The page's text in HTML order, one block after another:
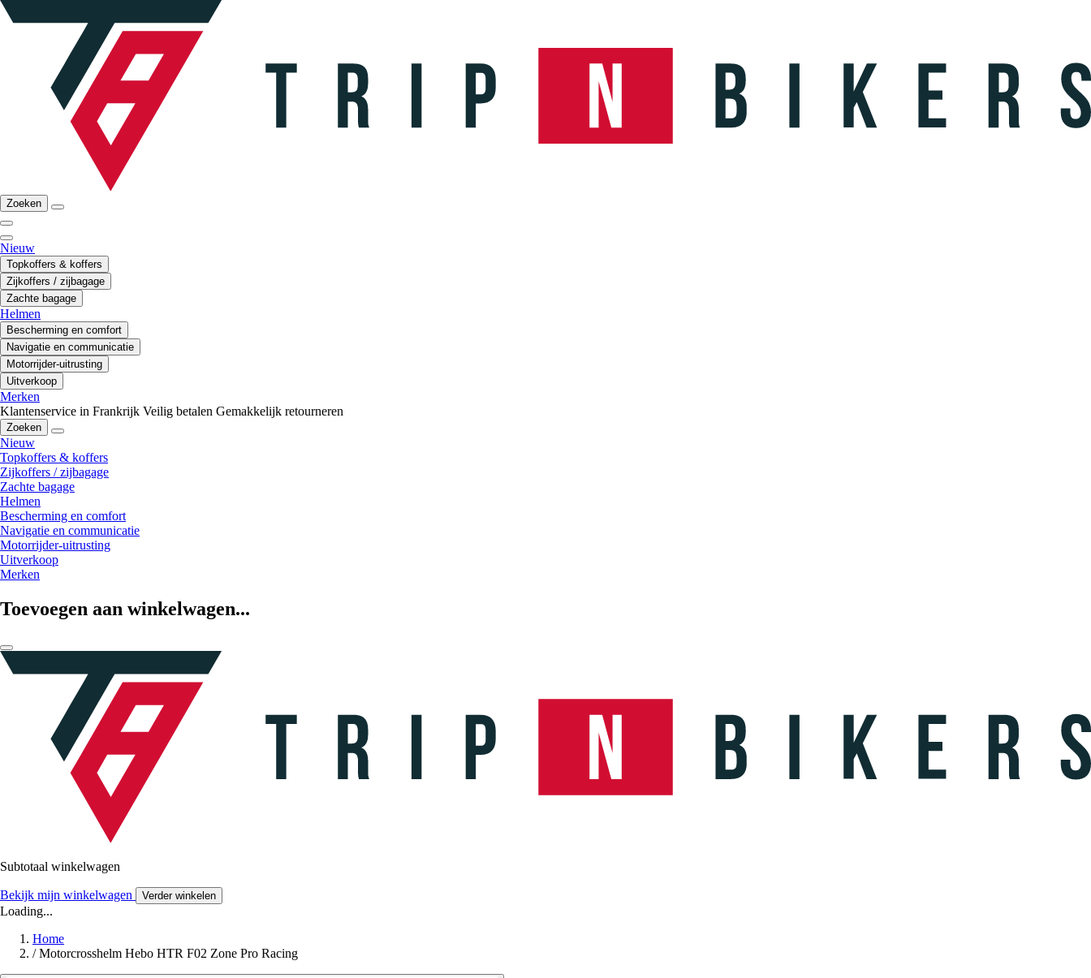
Zoeken
Nieuw
Topkoffers & koffers
Zijkoffers / zijbagage
Zachte bagage
Helmen
Bescherming en comfort
Navigatie en communicatie
Motorrijder-uitrusting
Uitverkoop
Merken
Klantenservice in Frankrijk Veilig betalen Gemakkelijk retourneren
Zoeken
Nieuw
Topkoffers & koffers
Zijkoffers / zijbagage
Zachte bagage
Helmen
Bescherming en comfort
Navigatie en communicatie
Motorrijder-uitrusting
Uitverkoop
Merken
Toevoegen aan winkelwagen...
Subtotaal winkelwagen
Bekijk mijn winkelwagen Verder winkelen
Loading...
Home
/ Motorcrosshelm Hebo HTR F02 Zone Pro Racing